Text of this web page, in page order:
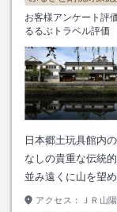
お客様アンケート評
るるぶトラベル評価
日本郷土玩具館内
なしの貴重な伝統
並み遠くに山を望め
アクセス： ＪＲ山